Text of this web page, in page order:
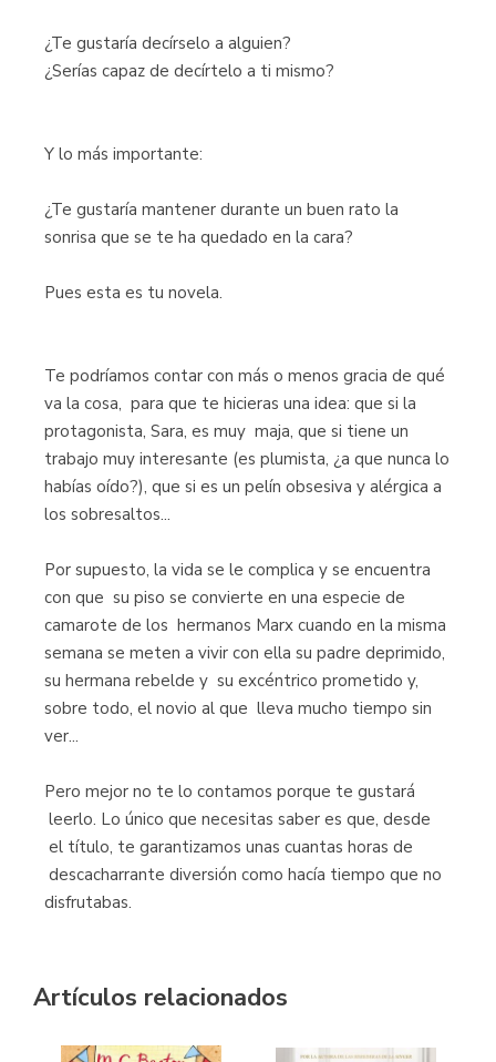
¿Te gustaría decírselo a alguien?
¿Serías capaz de decírtelo a ti mismo?
Y lo más importante:
¿Te gustaría mantener durante un buen rato la
sonrisa que se te ha quedado en la cara?
Pues esta es tu novela.
Te podríamos contar con más o menos gracia de qué
va la cosa, para que te hicieras una idea: que si la
protagonista, Sara, es muy maja, que si tiene un
trabajo muy interesante (es plumista, ¿a que nunca lo
habías oído?), que si es un pelín obsesiva y alérgica a
los sobresaltos...
Por supuesto, la vida se le complica y se encuentra
con que su piso se convierte en una especie de
camarote de los hermanos Marx cuando en la misma
semana se meten a vivir con ella su padre deprimido,
su hermana rebelde y su excéntrico prometido y,
sobre todo, el novio al que lleva mucho tiempo sin
ver...
Pero mejor no te lo contamos porque te gustará
leerlo. Lo único que necesitas saber es que, desde
el título, te garantizamos unas cuantas horas de
descacharrante diversión como hacía tiempo que no
disfrutabas.
Artículos relacionados